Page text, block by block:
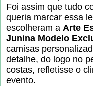
Foi assim que tudo
queria marcar essa
escolheram a Arte
Junina Modelo
camisas
detalhe, do logo no
costas, refletisse o
evento.